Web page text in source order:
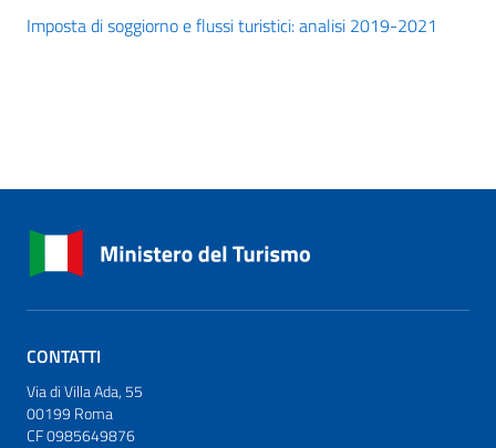
Imposta di soggiorno e flussi turistici: analisi 2019-2021
CONTATTI
Via di Villa Ada, 55
00199 Roma
CF 0985649876